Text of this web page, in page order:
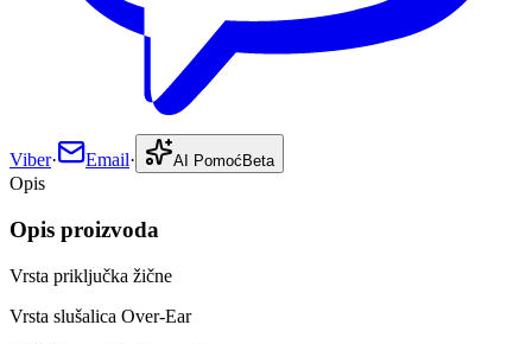
Viber· Email· AI Pomoć Beta
Opis
Opis proizvoda
Vrsta priključka žične
Vrsta slušalica Over-Ear